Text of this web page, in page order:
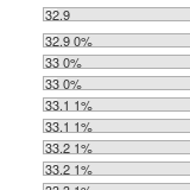
32.9
32.9 0%
33 0%
33 0%
33.1 1%
33.1 1%
33.2 1%
33.2 1%